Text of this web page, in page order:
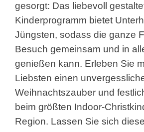
gesorgt: Das liebevoll
Kinderprogramm bietet
Jüngsten, sodass die ganze
Besuch gemeinsam und in
genießen kann. Erleben Sie
Liebsten einen
Weihnachtszauber und
beim größten Indoor-
Region. Lassen Sie sich